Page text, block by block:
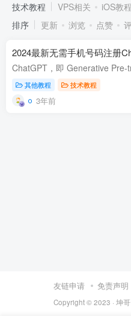
技术教程
VPS相关 iOS教程
排序
更新 浏览 点赞
2024最新无需手机号码注册
其他教程 技术教程
3年前
友链申请 免责声明
Copyright © 2023 · 坤